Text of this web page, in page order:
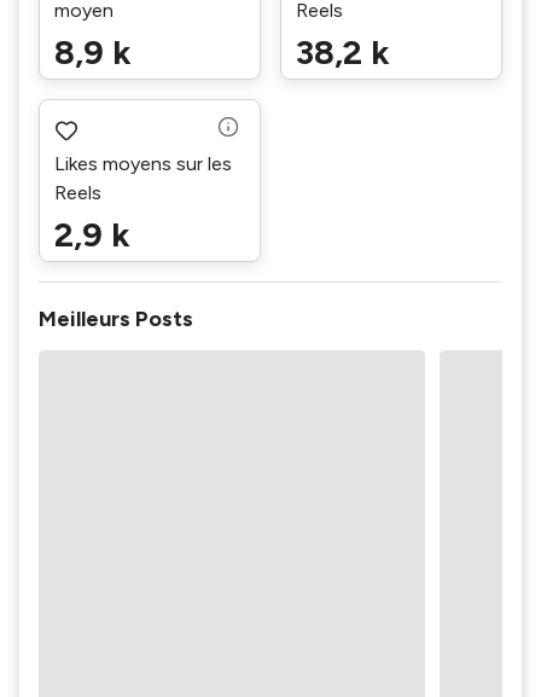
moyen
8,9 k
Reels
38,2 k
Likes moyens sur les
Reels
2,9 k
Meilleurs Posts